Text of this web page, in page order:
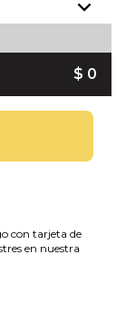
$ 0
con tarjeta de
en nuestra